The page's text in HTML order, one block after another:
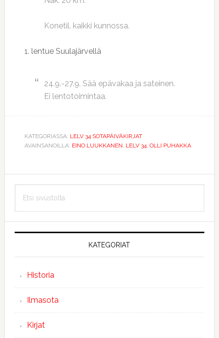
Konetil. kaikki kunnossa.
1. lentue Suulajärvellä
24.9.-27.9. Sää epävakaa ja sateinen.
Ei lentotoimintaa.
KATEGORIASSA: LELV 34 SOTAPÄIVÄKIRJAT
AVAINSANOILLA: EINO LUUKKANEN, LELV 34, OLLI PUHAKKA
Ensisijainen
sivupalkki
sivustolta
KATEGORIAT
Historia
Ilmasota
Kirjat